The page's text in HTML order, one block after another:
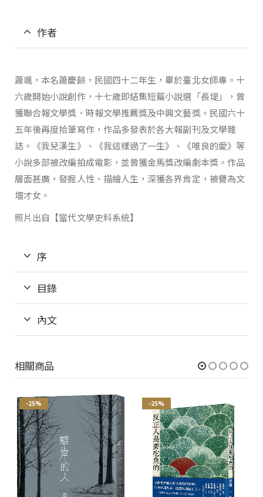
作者
蕭颯，本名蕭慶餘，民國四十二年生，畢於臺北女師專。十
六歲開始小說創作，十七歲即結集短篇小說選「長堤」，曾
獲聯合報文學獎、時報文學推薦獎及中興文藝獎。民國六十
五年後再度拾筆寫作，作品多發表於各大報副刊及文學雜
誌。《我兒漢生》、《我這樣過了一生》、《唯良的愛》等
小說多部被改編拍成電影，並曾獲金馬獎改編劇本獎。作品
層面甚廣，發掘人性、描繪人生，深獲各界肯定，被譽為文
壇才女。
照片出自【當代文學史料系統】
序
目錄
內文
相關商品
-25% -25%